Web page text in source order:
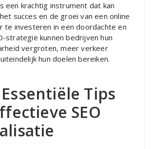
een krachtig instrument dat kan
succes en de groei van een online
te investeren in een doordachte en
strategie kunnen bedrijven hun
vergroten, meer verkeer
hun doelen bereiken.
Tips
SEO